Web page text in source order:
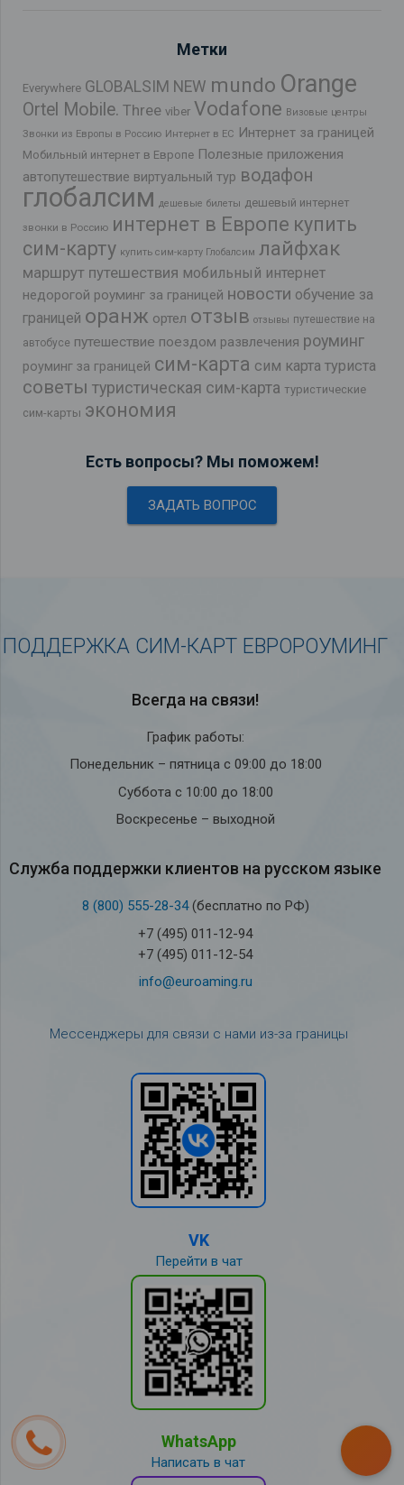
Метки
Everywhere GLOBALSIM NEW mundo Orange
Ortel Mobile. Three viber Vodafone Визовые центры
Звонки из Европы в Россию Интернет в ЕС Интернет за границей
Мобильный интернет в Европе Полезные приложения
автопутешествие виртуальный тур водафон
глобалсим дешевые билеты дешевый интернет
звонки в Россию интернет в Европе купить
сим-карту купить сим-карту Глобалсим лайфхак
маршрут путешествия мобильный интернет
недорогой роуминг за границей новости обучение за
границей оранж ортел отзыв отзывы путешествие на
автобусе путешествие поездом развлечения роуминг
роуминг за границей сим-карта сим карта туриста
советы туристическая сим-карта туристические
сим-карты экономия
Есть вопросы? Мы поможем!
ЗАДАТЬ ВОПРОС
ПОДДЕРЖКА СИМ-КАРТ ЕВРОРОУМИНГ
Всегда на связи!
График работы:
Понедельник – пятница с 09:00 до 18:00
Суббота с 10:00 до 18:00
Воскресенье – выходной
Служба под­держки кли­ен­тов на рус­ском языке
8 (800) 555-28-34(бесплатно по РФ)
+7 (495) 011-12-94
+7 (495) 011-12-54
info@euroaming.ru
Мессенджеры для связи с нами из-за границы
VK
Перейти в чат
WhatsApp
Написать в чат